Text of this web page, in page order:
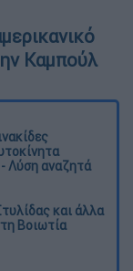
Καμπούλ
Λύση αναζητά
και άλλα
Βοιωτία